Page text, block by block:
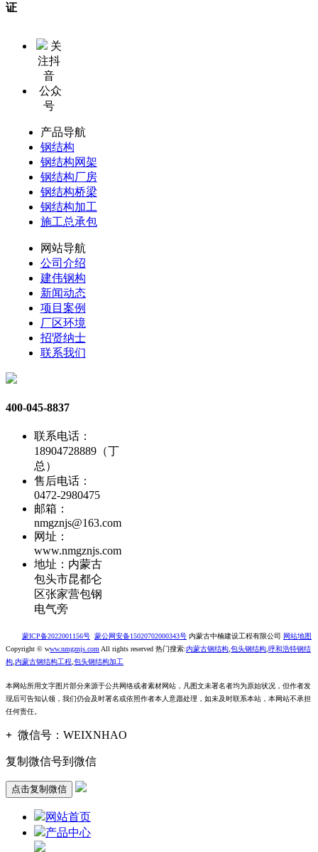
证
关
注抖
音
公众
号
产品导航
钢结构
钢结构网架
钢结构厂房
钢结构桥梁
钢结构加工
施工总承包
网站导航
公司介绍
建伟钢构
新闻动态
项目案例
厂区环境
招贤纳士
联系我们
400-045-8837
联系电话：
18904728889（丁
总）
售后电话：
0472-2980475
邮箱：
nmgznjs@163.com
网址：
www.nmgznjs.com
地址：内蒙古
包头市昆都仑
区张家营包钢
电气旁
蒙ICP备2022001156号 蒙公网安备15020702000343号 内蒙古中楠建设工程有限公司 网站地图
Copyright © www.nmgznjs.com All rights reserved 热门搜索:内蒙古钢结构 包头钢结构 呼和浩特钢结
构 内蒙古钢结构工程 包头钢结构加工
本网站所用文字图片部分来源于公共网络或者素材网站，凡图文未署名者均为原始状况，但作者发
现后可告知认领，我们仍会及时署名或依照作者本人意愿处理，如未及时联系本站，本网站不承担
任何责任。
+ 微信号： WEIXNHAO
复制微信号到微信
点击复制微信
网站首页
产品中心